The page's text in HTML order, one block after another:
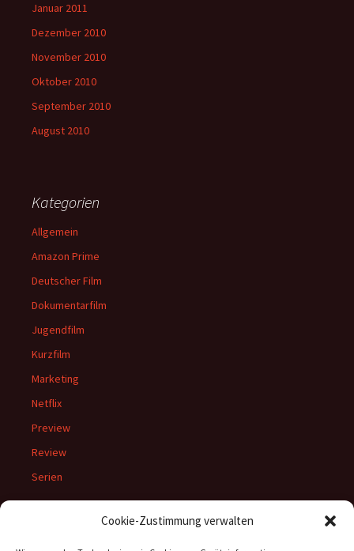
Cookie-Zustimmung verwalten
Januar 2011
Dezember 2010
November 2010
Oktober 2010
September 2010
August 2010
Kategorien
Allgemein
Amazon Prime
Deutscher Film
Dokumentarfilm
Jugendfilm
Kurzfilm
Marketing
Netflix
Preview
Review
Serien